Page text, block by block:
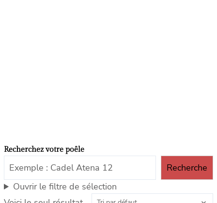
Recherchez votre poêle
Recherche
Ouvrir le filtre de sélection